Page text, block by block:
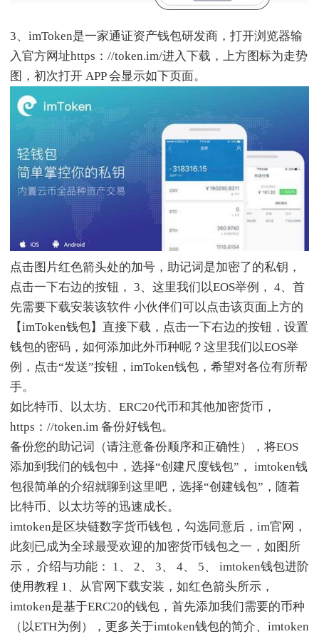
3、imToken是一家通证资产钱包研发商，打开浏览器输
入官方网址https：//token.im/进入下载，上方图标为走势
图，初次打开 APP 会显示如下页面。
点击图片红色箭头处的加号，助记词是加密了的私钥，
点击一下右边的按钮， 3、这里我们以EOS举例， 4、首
先需要下载安装该软件 小伙伴们可以点击该页面上方的
【imToken钱包】直接下载，点击一下右边的按钮，设置
钱包的密码，如何添加此外币种呢？这里我们以EOS举
例，点击“发送”按钮，imToken钱包，希望对各位有所帮
手。
如比特币、以太坊、ERC20代币和其他加密货币，
https：//token.im 备份好钱包。
备份您的助记词（请注意备份顺序和正确性），将EOS
添加到我们的钱包中，选择“创建尺度钱包”， imtoken钱
包很简单的介绍就聊到这里吧，选择“创建钱包”，随着
比特币、以太坊等的迅速成长。
imtoken是区块链数字货币钱包，勾选同意后，im官网，
此刻已成为全球最受欢迎的加密货币钱包之一，如图所
示， 介绍与功能： 1、 2、 3、 4、 5、 imtoken钱包进阶
使用教程 1、从官网下载安装，如红色箭头所示，
imtoken是基于ERC20的钱包，首先添加我们需要的币种
（以ETH为例），更多关于imtoken钱包的简介、imtoken